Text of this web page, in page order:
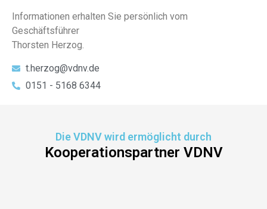
Informationen erhalten Sie persönlich vom
Geschäftsführer
Thorsten Herzog.
t.herzog@vdnv.de
0151 - 5168 6344
Die VDNV wird ermöglicht durch
Kooperationspartner VDNV